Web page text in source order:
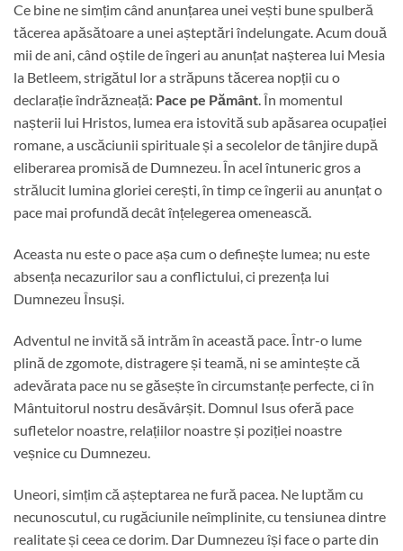
Ce bine ne simțim când anunțarea unei vești bune spulberă
tăcerea apăsătoare a unei așteptări îndelungate. Acum două
mii de ani, când oștile de îngeri au anunțat nașterea lui Mesia
la Betleem, strigătul lor a străpuns tăcerea nopții cu o
declarație îndrăzneață: Pace pe Pământ. În momentul
nașterii lui Hristos, lumea era istovită sub apăsarea ocupației
romane, a uscăciunii spirituale și a secolelor de tânjire după
eliberarea promisă de Dumnezeu. În acel întuneric gros a
strălucit lumina gloriei cerești, în timp ce îngerii au anunțat o
pace mai profundă decât înțelegerea omenească.
Aceasta nu este o pace așa cum o definește lumea; nu este
absența necazurilor sau a conflictului, ci prezența lui
Dumnezeu Însuși.
Adventul ne invită să intrăm în această pace. Într-o lume
plină de zgomote, distragere și teamă, ni se amintește că
adevărata pace nu se găsește în circumstanțe perfecte, ci în
Mântuitorul nostru desăvârșit. Domnul Isus oferă pace
sufletelor noastre, relațiilor noastre și poziției noastre
veșnice cu Dumnezeu.
Uneori, simțim că așteptarea ne fură pacea. Ne luptăm cu
necunoscutul, cu rugăciunile neîmplinite, cu tensiunea dintre
realitate și ceea ce dorim. Dar Dumnezeu își face o parte din